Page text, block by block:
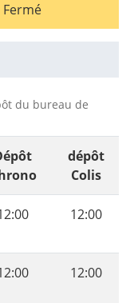
Fermé
du bureau de
dépôt
Colis
12:00
12:00